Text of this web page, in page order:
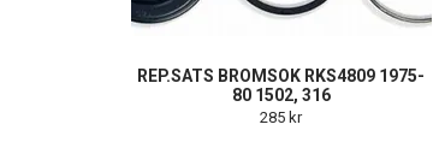
REP.SATS BROMSOK RKS4809 1975-
80 1502, 316
285 kr